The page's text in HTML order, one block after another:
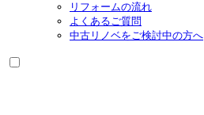
リフォームの流れ
よくあるご質問
中古リノベをご検討中の方へ